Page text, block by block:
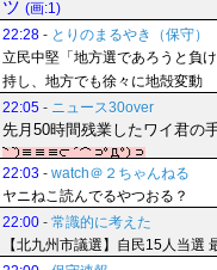
ツ (画:1)
22:28 - とりのまるやき（保守）
立民中堅「地方選であろうと負
持し、地方でも徐々に地殻変動
22:05 - ニュース30over
先月50時間残業したワイ君の
22:03 - watch＠２ちゃんねる
ヤニねこ読んでるやつおる？
22:00 - 常識的に考えた
【北九州市議選】自民15人当選